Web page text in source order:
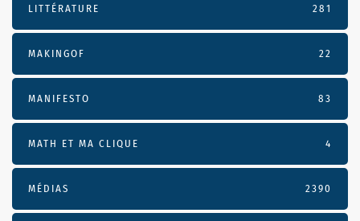
LITTÉRATURE 281
MAKINGOF 22
MANIFESTO 83
MATH ET MA CLIQUE 4
MÉDIAS 2390